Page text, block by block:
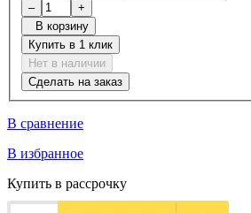
–
+
В корзину
Купить в 1 клик
Нет в наличии
Сделать на заказ
В сравнение
В избранное
Купить в рассрочку